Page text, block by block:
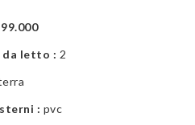
99.000
da letto : 2
: pvc